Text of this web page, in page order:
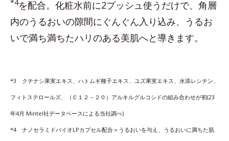
*4を配合。化粧水前に2プッシュ使うだけで、角層
内のうるおいの隙間にぐんぐん入り込み、うるお
いで満ち満ちたハリのある美肌へと導きます。
*3 クチナシ果実エキス、ハトムギ種子エキス、ユズ果実エキス、水添レシチン、
フィトステロールズ、（Ｃ１２－２０）アルキルグルコシドの組み合わせが初(23
年4月 Mintel社データベースによる当社調べ)
*4 ナノセラミドバイオLPカプセル配合＝うるおいを与え、うるおいに満ちた肌